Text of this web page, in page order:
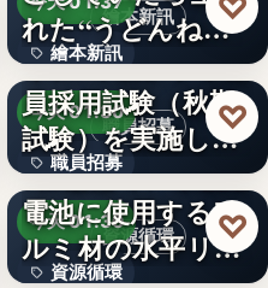
繪本新訊
繪本新訊
文字
れた“うどんねこ”
が大活…
職員招募
今天 01:30
職員招募
文字
令和8年度伊予市職
員採用試験（秋期
試験）を実施しま
す！大…
♡
資源循環
今天 01:30
資源循環
4社協働で、車載用
電池に使用するア
ルミ材の水平リサ
♡